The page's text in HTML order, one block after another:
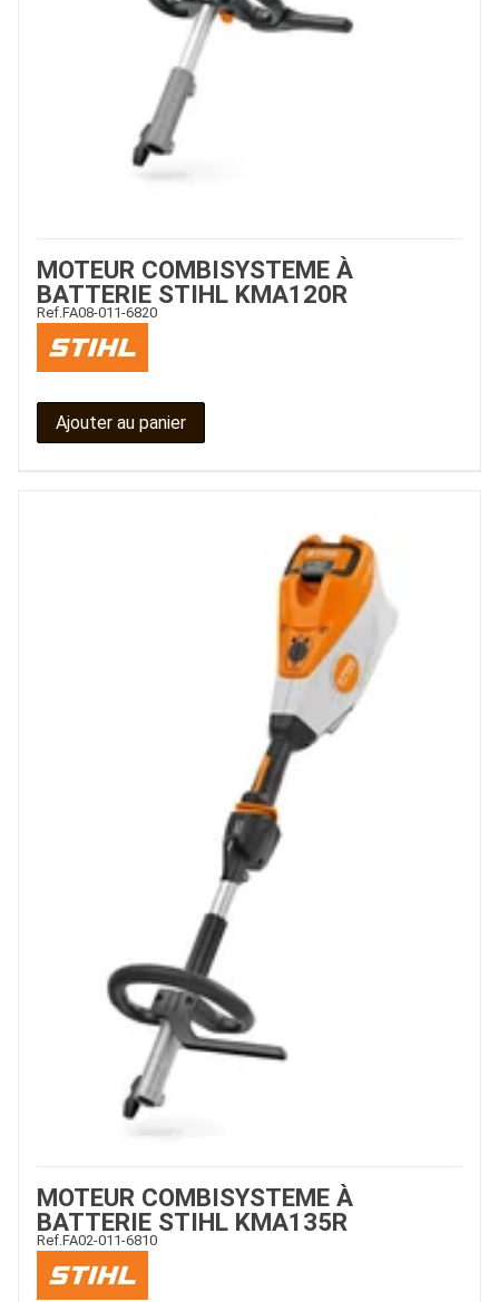
MOTEUR COMBISYSTEME À
BATTERIE STIHL KMA120R
Ref.FA08-011-6820
Ajouter au panier
MOTEUR COMBISYSTEME À
BATTERIE STIHL KMA135R
Ref.FA02-011-6810